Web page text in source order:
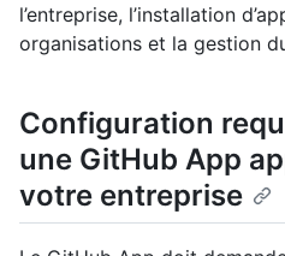
l’entreprise, l’installation
organisations et la gestion
Configuration
une GitHub App
votre entreprise